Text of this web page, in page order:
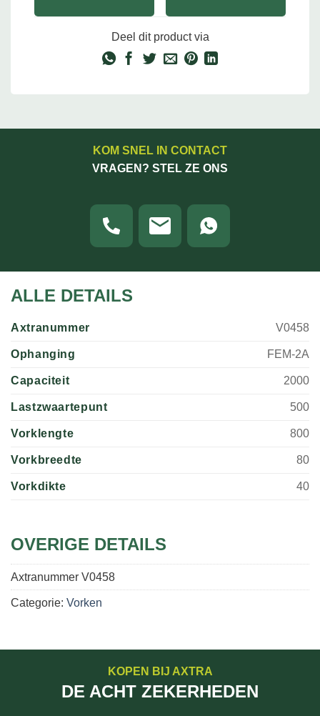
Deel dit product via
KOM SNEL IN CONTACT
VRAGEN? STEL ZE ONS
ALLE DETAILS
Axtranummer V0458
Ophanging FEM-2A
Capaciteit 2000
Lastzwaartepunt 500
Vorklengte 800
Vorkbreedte 80
Vorkdikte 40
OVERIGE DETAILS
Axtranummer V0458
Categorie: Vorken
KOPEN BIJ AXTRA
DE ACHT ZEKERHEDEN